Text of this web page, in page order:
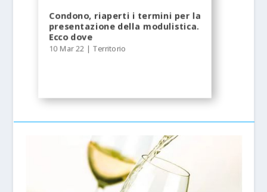
Condono, riaperti i termini per la
presentazione della modulistica.
Ecco dove
10 Mar 22 |Territorio